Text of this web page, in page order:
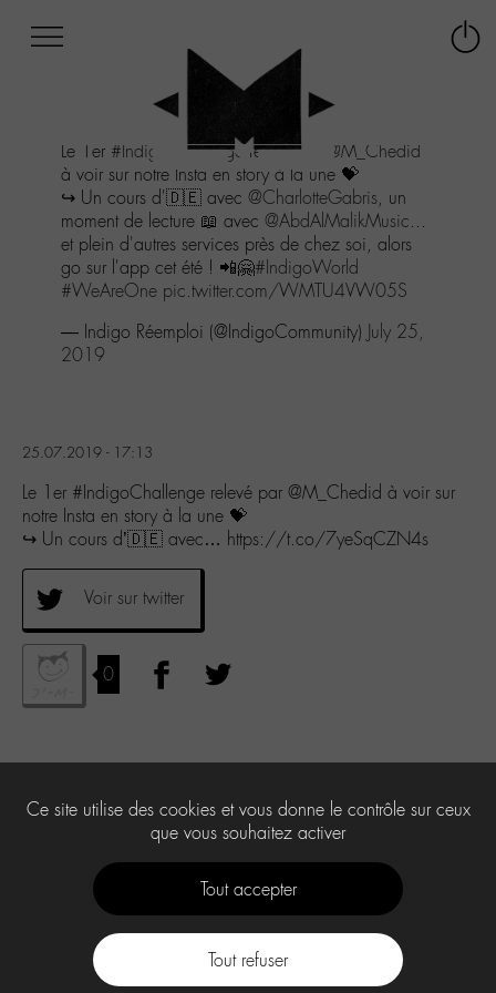
menu
Aller
contenu
Aller
recherche
Le 1er #IndigoChallengerelevé par
@M_Chedid
à voir sur notre Insta en story à la une 💝
↪ Un cours d'🇩🇪 avec @CharlotteGabris, un
moment de lecture 📖 avec @AbdAlMalikMusic...
et plein d'autres services près de chez soi, alors
go sur l'app cet été ! 📲🤗#IndigoWorld
#WeAreOne pic.twitter.com/WMTU4VW05S
— Indigo Réemploi (@IndigoCommunity) July 25,
2019
25.07.2019 - 17:13
Le 1er #IndigoChallenge relevé par @M_Chedid à voir sur
notre Insta en story à la une 💝
↪ Un cours d’🇩🇪 avec… https://t.co/7yeSqCZN4s
Voir sur twitter
0
Ce site utilise des cookies et vous donne le contrôle sur ceux
que vous souhaitez activer
Tout accepter
Tout refuser